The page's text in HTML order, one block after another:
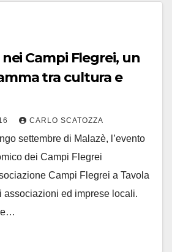
Campi Flegrei, un
tra cultura e
CARLO SCATOZZA
settembre di Malazè, l’evento
dei Campi Flegrei
Campi Flegrei a Tavola
associazioni ed imprese locali.